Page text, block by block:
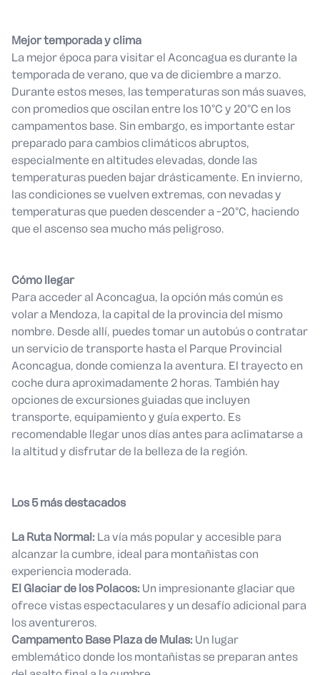
Mejor temporada y clima
La mejor época para visitar el Aconcagua es durante la
temporada de verano, que va de diciembre a marzo.
Durante estos meses, las temperaturas son más suaves,
con promedios que oscilan entre los 10°C y 20°C en los
campamentos base. Sin embargo, es importante estar
preparado para cambios climáticos abruptos,
especialmente en altitudes elevadas, donde las
temperaturas pueden bajar drásticamente. En invierno,
las condiciones se vuelven extremas, con nevadas y
temperaturas que pueden descender a -20°C, haciendo
que el ascenso sea mucho más peligroso.
Cómo llegar
Para acceder al Aconcagua, la opción más común es
volar a Mendoza, la capital de la provincia del mismo
nombre. Desde allí, puedes tomar un autobús o contratar
un servicio de transporte hasta el Parque Provincial
Aconcagua, donde comienza la aventura. El trayecto en
coche dura aproximadamente 2 horas. También hay
opciones de excursiones guiadas que incluyen
transporte, equipamiento y guía experto. Es
recomendable llegar unos días antes para aclimatarse a
la altitud y disfrutar de la belleza de la región.
Los 5 más destacados
La Ruta Normal: La vía más popular y accesible para
alcanzar la cumbre, ideal para montañistas con
experiencia moderada.
El Glaciar de los Polacos: Un impresionante glaciar que
ofrece vistas espectaculares y un desafío adicional para
los aventureros.
Campamento Base Plaza de Mulas: Un lugar
emblemático donde los montañistas se preparan antes